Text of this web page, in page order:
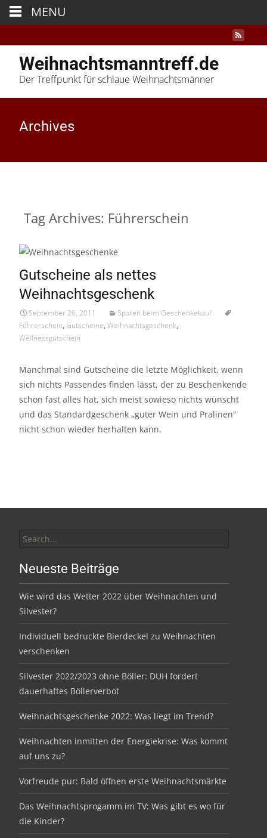
Weihnachtsmanntreff.de
Der Treffpunkt für schlaue Weihnachtsmänner
Archives
Tag Archives: Führerschein
26
Sep./11
Gutscheine als nettes
Weihnachtsgeschenk
September 26, 2011
Sparen beim Geschenkekauf
Führerschein, Gutscheine, Weihnachtsgeschenk,
Wellnessgutschein
Manchmal sind Gutscheine die letzte Möglichkeit, wenn
sich nichts Passendes finden lässt, der zu Beschenkende
schon fast alles hat, sich meist sowieso nichts wünscht
und das Standardgeschenk „guter Wein und Pralinen“
nicht schon wieder herhalten kann.
for:
Neueste Beiträge
Wie wird das Wetter 2022 über Weihnachten und
Silvester?
Individuell bedruckte Bierdeckel zu Weihnachten
verschenken
Silvester 2022/2023 ohne Böller: DUH fordert
dauerhaftes Böllerverbot
Weihnachtsgeschenke 2022: Was liegt im Trend?
Weihnachten inmitten der Energiekrise: Was kommt
auf uns zu?
Vorfreude pur: Bald öffnen erste Weihnachtsmärkte
Das Weihnachtsprogamm im TV: Was gibt es wo für
die Kinder?
MENU